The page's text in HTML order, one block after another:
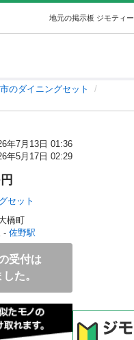
地元の掲示板 ジモティー
のダイニングセット
年7月13日 01:36
年5月17日 02:29
セット
橋町
- 佐野駅
受付は
た。